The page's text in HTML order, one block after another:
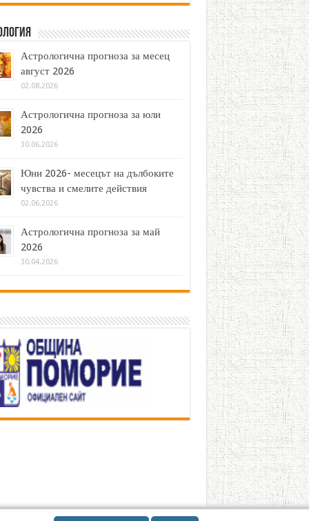
Астрологична прогноза за месец
август 2026
02.08.2026
Астрологична прогноза за юли
2026
30.06.2026
Юни 2026- месецът на дълбоките
чувства и смелите действия
02.06.2026
Астрологична прогноза за май
2026
30.04.2026